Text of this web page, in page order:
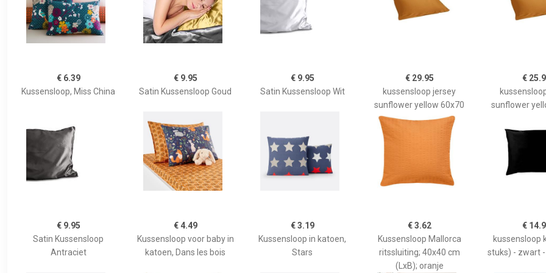
€ 6.39
Kussensloop, Miss China
€ 9.95
Satin Kussensloop Goud
€ 9.95
Satin Kussensloop Wit
€ 29.95
kussensloop jersey
sunflower yellow 60x70
€
sunflower
€ 9.95
Satin Kussensloop
Antraciet
€ 4.49
Kussensloop voor baby in
katoen, Dans les bois
€ 3.19
Kussensloop in katoen,
Stars
€ 3.62
Kussensloop Mallorca
ritssluiting; 40x40 cm
(LxB); oranje
€
kussensloop
stuks) - zwart